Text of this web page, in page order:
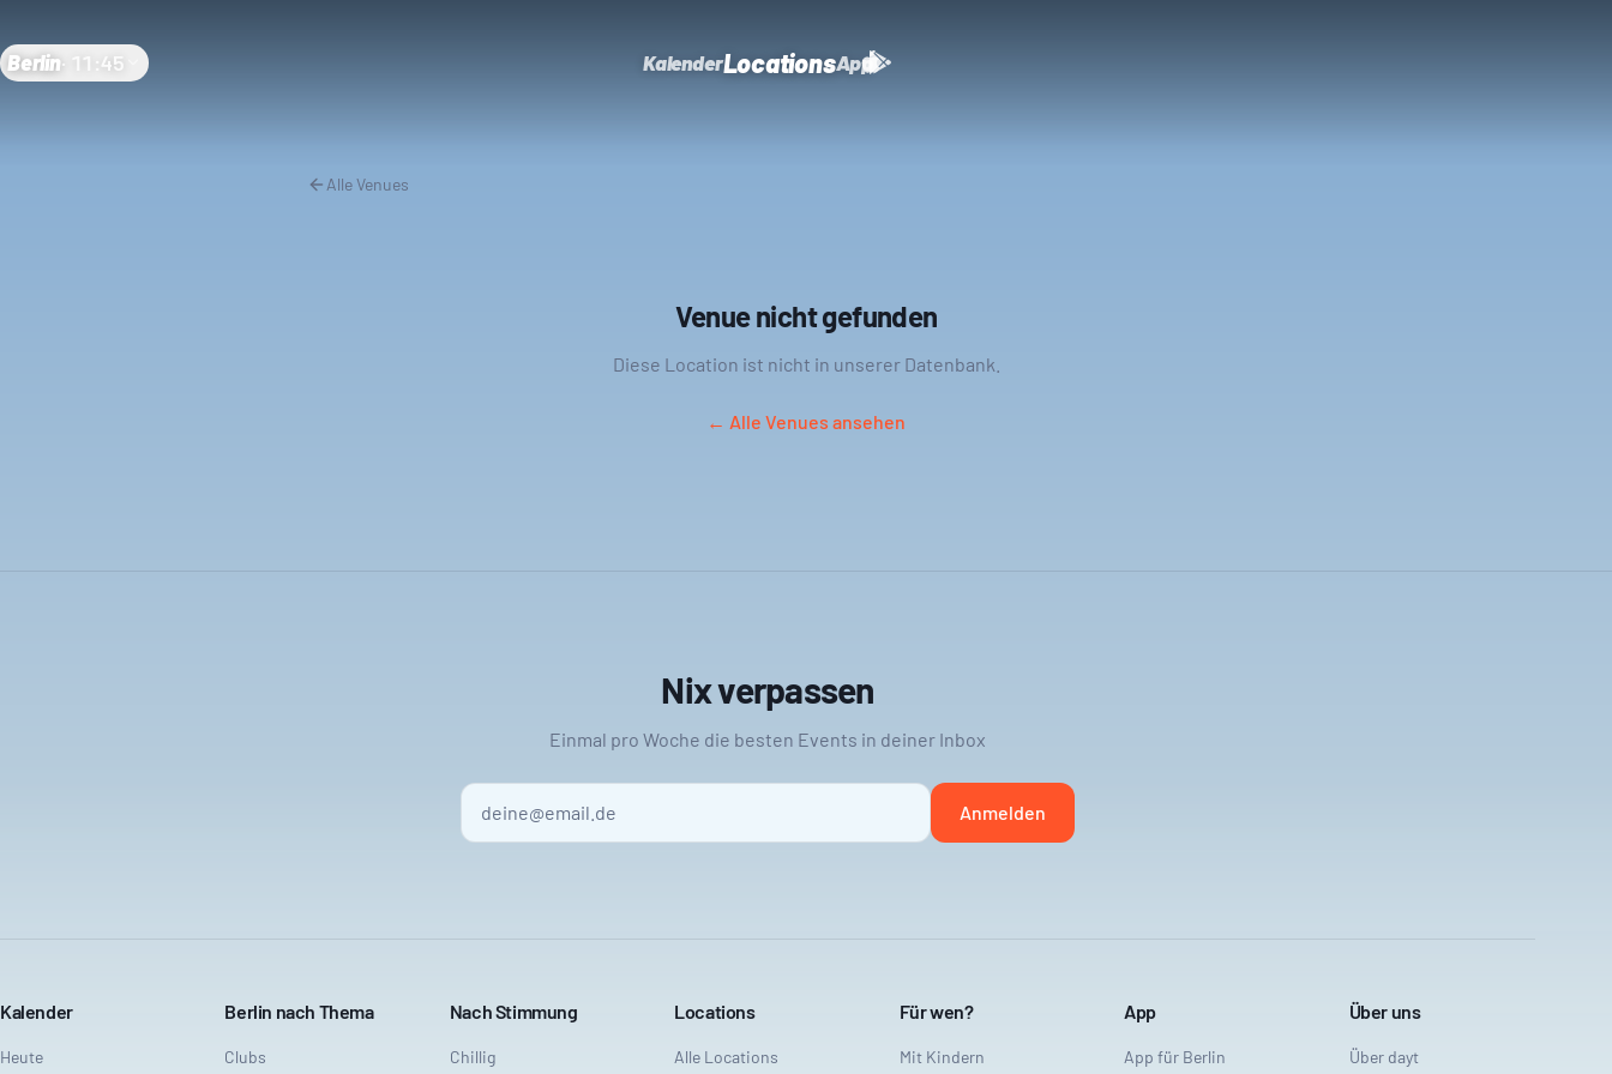
Berlin· 11:45 KalenderLocationsApp
Alle Venues
Venue nicht gefunden
Diese Location ist nicht in unserer Datenbank.
← Alle Venues ansehen
Nix verpassen
Einmal pro Woche die besten Events in deiner Inbox
Anmelden
Kalender
Heute
Berlin nach Thema
Clubs
Nach Stimmung
Chillig
Locations
Alle Locations
Für wen?
Mit Kindern
App
App für Berlin
Über uns
Über dayt